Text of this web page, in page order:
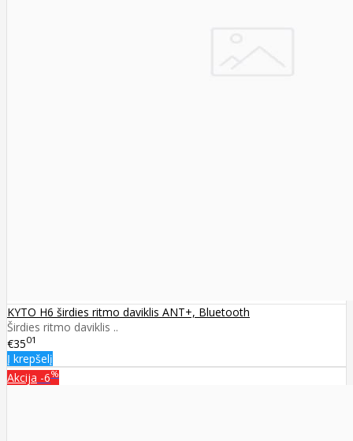
KYTO H6 širdies ritmo daviklis ANT+, Bluetooth
Širdies ritmo daviklis ..
€3501
Į krepšelį
Akcija -6%